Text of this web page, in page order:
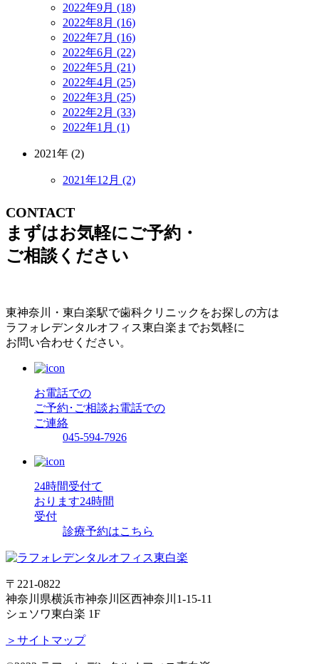
2022年9月 (18)
2022年8月 (16)
2022年7月 (16)
2022年6月 (22)
2022年5月 (21)
2022年4月 (25)
2022年3月 (25)
2022年2月 (33)
2022年1月 (1)
2021年 (2)
2021年12月 (2)
CONTACT
まずはお気軽にご予約・
ご相談ください
東神奈川・東白楽駅で歯科クリニックをお探しの方は
ラフォレデンタルオフィス東白楽までお気軽に
お問い合わせください。
お電話での
ご予約･ご相談お電話での
ご連絡
045-594-7926
24時間受付て
おります24時間
受付
診療予約はこちら
〒221-0822
神奈川県横浜市神奈川区西神奈川1-15-11
シェソワ東白楽 1F
＞サイトマップ